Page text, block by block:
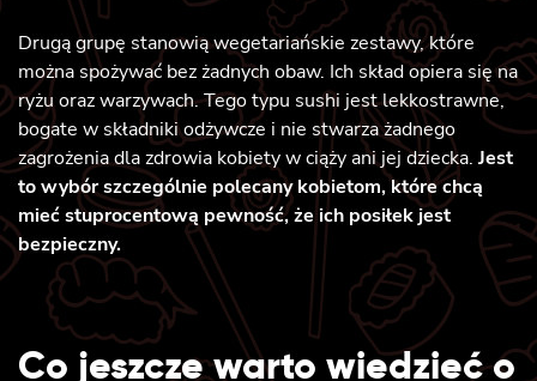
Drugą grupę stanowią wegetariańskie zestawy, które
można spożywać bez żadnych obaw. Ich skład opiera się na
ryżu oraz warzywach. Tego typu sushi jest lekkostrawne,
bogate w składniki odżywcze i nie stwarza żadnego
zagrożenia dla zdrowia kobiety w ciąży ani jej dziecka. Jest
to wybór szczególnie polecany kobietom, które chcą
mieć stuprocentową pewność, że ich posiłek jest
bezpieczny.
Co jeszcze warto wiedzieć o